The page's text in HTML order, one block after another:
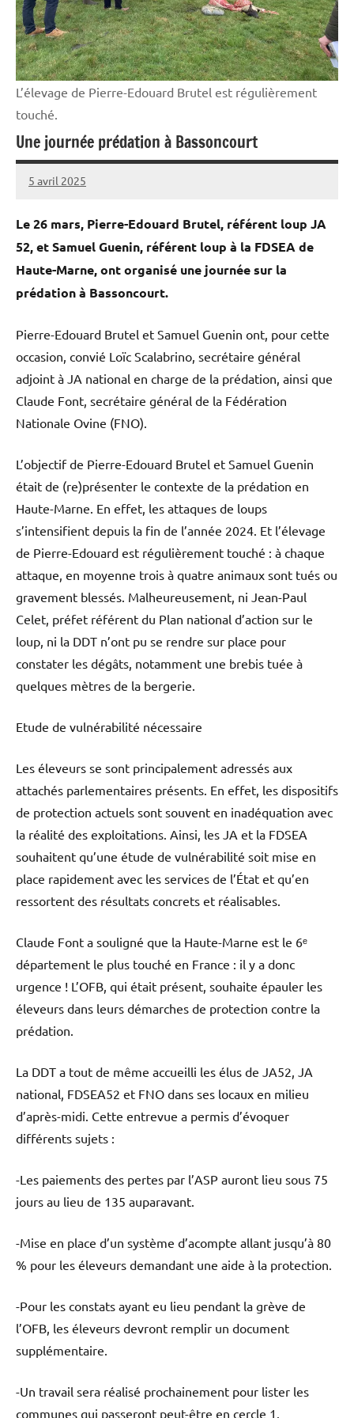
L’élevage de Pierre-Edouard Brutel est régulièrement
touché.
Une journée prédation à Bassoncourt
5 avril 2025
L'Avenir
et
Rural
Le 26 mars, Pierre-Edouard Brutel, référent loup JA
52, et Samuel Guenin, référent loup à la FDSEA de
Haute-Marne, ont organisé une journée sur la
prédation à Bassoncourt.
Pierre-Edouard Brutel et Samuel Guenin ont, pour cette
occasion, convié Loïc Scalabrino, secrétaire général
adjoint à JA national en charge de la prédation, ainsi que
Claude Font, secrétaire général de la Fédération
Nationale Ovine (FNO).
L’objectif de Pierre-Edouard Brutel et Samuel Guenin
était de (re)présenter le contexte de la prédation en
Haute-Marne. En effet, les attaques de loups
s’intensifient depuis la fin de l’année 2024. Et l’élevage
de Pierre-Edouard est régulièrement touché : à chaque
attaque, en moyenne trois à quatre animaux sont tués ou
gravement blessés. Malheureusement, ni Jean-Paul
Celet, préfet référent du Plan national d’action sur le
loup, ni la DDT n’ont pu se rendre sur place pour
constater les dégâts, notamment une brebis tuée à
quelques mètres de la bergerie.
Etude de vulnérabilité nécessaire
Les éleveurs se sont principalement adressés aux
attachés parlementaires présents. En effet, les dispositifs
de protection actuels sont souvent en inadéquation avec
la réalité des exploitations. Ainsi, les JA et la FDSEA
souhaitent qu’une étude de vulnérabilité soit mise en
place rapidement avec les services de l’État et qu’en
ressortent des résultats concrets et réalisables.
Claude Font a souligné que la Haute-Marne est le 6ᵉ
département le plus touché en France : il y a donc
urgence ! L’OFB, qui était présent, souhaite épauler les
éleveurs dans leurs démarches de protection contre la
prédation.
La DDT a tout de même accueilli les élus de JA52, JA
national, FDSEA52 et FNO dans ses locaux en milieu
d’après-midi. Cette entrevue a permis d’évoquer
différents sujets :
-Les paiements des pertes par l’ASP auront lieu sous 75
jours au lieu de 135 auparavant.
-Mise en place d’un système d’acompte allant jusqu’à 80
% pour les éleveurs demandant une aide à la protection.
-Pour les constats ayant eu lieu pendant la grève de
l’OFB, les éleveurs devront remplir un document
supplémentaire.
-Un travail sera réalisé prochainement pour lister les
communes qui passeront peut-être en cercle 1.